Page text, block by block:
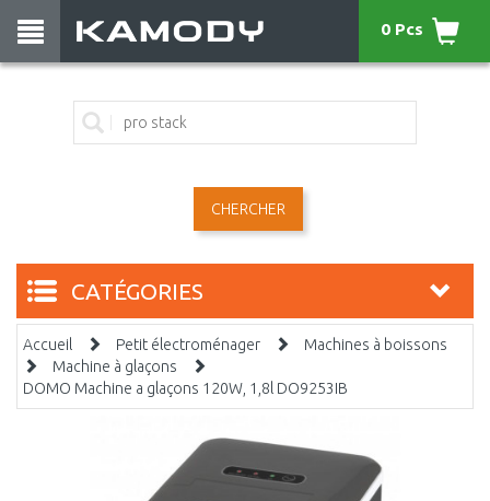
CHERCHER
0 Pcs
CATÉGORIES
Accueil Petit électroménager
Machines à boissons
Machine à glaçons
DOMO Machine a glaçons 120W, 1,8l DO9253IB